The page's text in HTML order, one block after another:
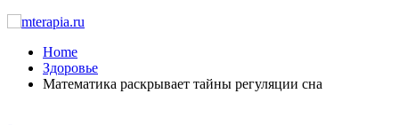
Home
Здоровье
Математика раскрывает тайны регуляции сна